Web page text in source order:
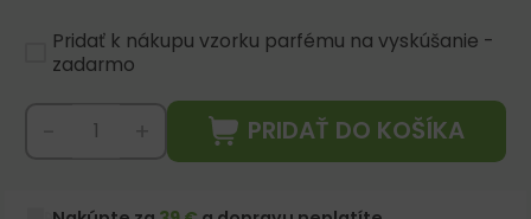
Pridať k nákupu vzorku parfému na vyskúšanie -
zadarmo
PRIDAŤ DO KOŠÍKA